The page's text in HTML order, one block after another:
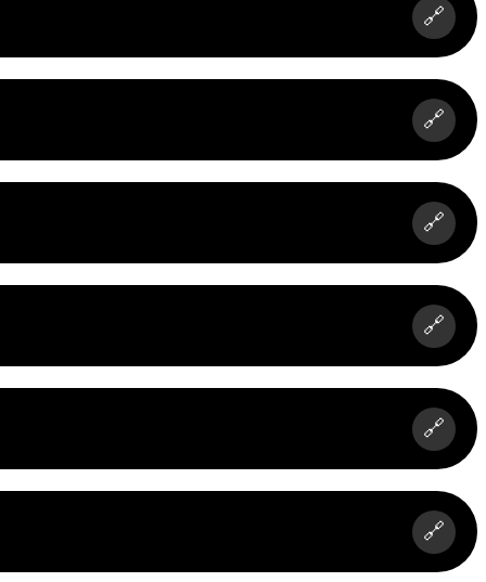
🔗
🔗
🔗
🔗
🔗
🔗